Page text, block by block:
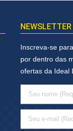
NEWSLETTER
Inscreva-se
por dentro das
ofertas da Ideal